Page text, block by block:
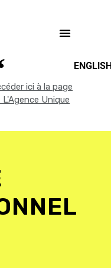
ici à la page
L'Agence Unique